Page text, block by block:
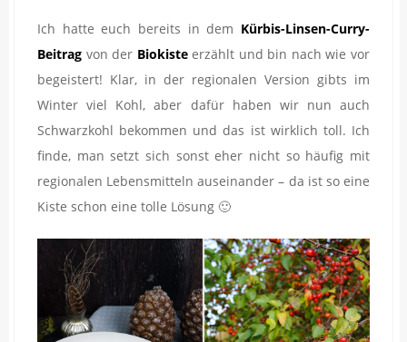
Ich hatte euch bereits in dem Kürbis-Linsen-Curry-
Beitrag von der Biokisteerzählt und bin nach wie vor
begeistert! Klar, in der regionalen Version gibts im
Winter viel Kohl, aber dafür haben wir nun auch
Schwarzkohl bekommen und das ist wirklich toll. Ich
finde, man setzt sich sonst eher nicht so häufig mit
regionalen Lebensmitteln auseinander – da ist so eine
Kiste schon eine tolle Lösung 🙂